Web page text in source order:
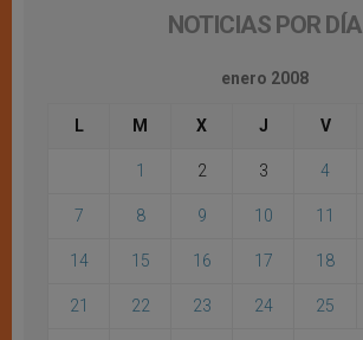
NOTICIAS POR DÍA
enero 2008
L M X J V
1 2 3 4
7 8 9 10 11
14 15 16 17 18
21 22 23 24 25